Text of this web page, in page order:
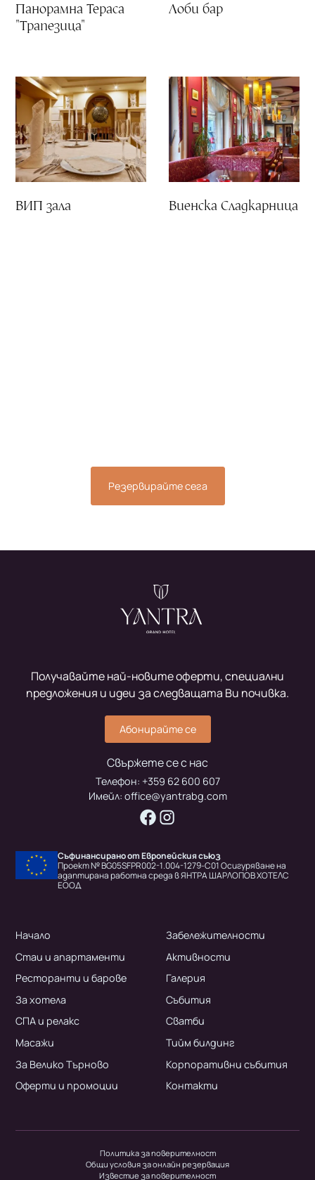
Панорамна Тераса
"Трапезица"
Лоби бар
ВИП зала Виенска Сладкарница
Резервирайте сега
Получавайте най-новите оферти, специални
предложения и идеи за следващата Ви почивка.
Абонирайте се
Свържете се с нас
Телефон: +359 62 600 607
Имейл: office@yantrabg.com
Съфинансирано от Европейския съюз
Проект № BG05SFPR002-1.004-1279-C01 Осигуряване на
адаптирана работна среда в ЯНТРА ШАРЛОПОВ ХОТЕЛС
ЕООД
Начало
Стаи и апартаменти
Ресторанти и барове
За хотела
СПА и релакс
Масажи
За Велико Търново
Оферти и промоции
Забележителности
Активности
Галерия
Събития
Сватби
Тийм билдинг
Корпоративни събития
Контакти
Политика за поверителност
Общи условия за онлайн резервация
Известие за поверителност